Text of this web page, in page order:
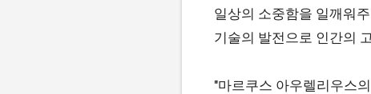
일상의 소중함을 일깨워
기술의 발전으로 인간의
"마르쿠스 아우렐리우스